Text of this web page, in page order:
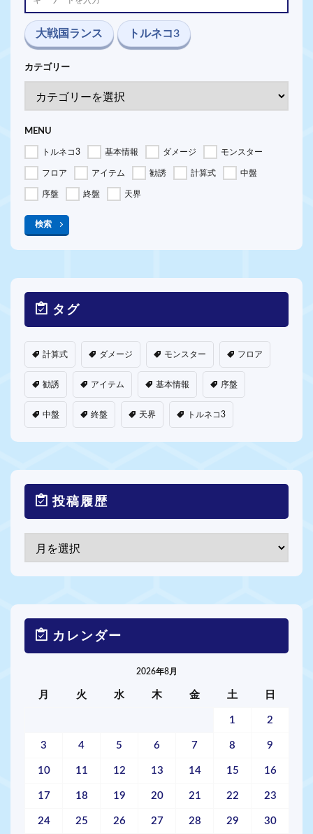
大戦国ランス トルネコ3
カテゴリー
MENU
トルネコ3 基本情報 ダメージ モンスター
フロア アイテム 勧誘 計算式 中盤
序盤 終盤 天界
検索
タグ
計算式 ダメージ モンスター フロア
勧誘 アイテム 基本情報 序盤
中盤 終盤 天界 トルネコ3
投稿履歴
カレンダー
2026年8月
月 火 水 木 金 土 日
1 2
3 4 5 6 7 8 9
10 11 12 13 14 15 16
17 18 19 20 21 22 23
24 25 26 27 28 29 30